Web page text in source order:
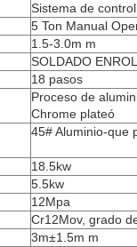
Sistema de
5 Ton Manual
1.5-3.0m m
SOLDADO
18 pasos
Proceso de
Chrome plateó
45# Aluminio-que
18.5kw
5.5kw
12Mpa
Cr12Mov, grado
3m±1.5m m